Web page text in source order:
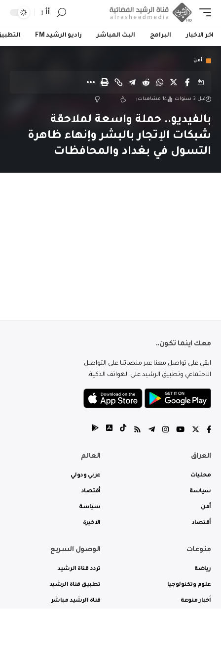
أأ
اخر الاخبار البرامج البث المباشر راديو الرشيد FM
أمن
قبل 3 سنوات 14 مشاهدات
بالفيديو.. حملة واسعة لملاحقة
شبكات الإتجار بالبشر وإنهاء ظاهرة
التسول في بغداد والمحافظات
معك اينما تكون..
ابقى على تواصل معنا عبر منصاتنا على التواصل
الاجتماعي وتطبيق الرشيد على الهواتف الذكية.
العراق
محليات
سياسة
أمن
أقتصاد
العالم
عربي ودولي
أقتصاد
سياسة
الاخيرة
منوعات
رياضة
علوم وتكنولوجيا
أخبار منوعة
الوصول السريع
تردد قناة الرشيد
تطبيق قناة الرشيد
قناة الرشيد مباشر